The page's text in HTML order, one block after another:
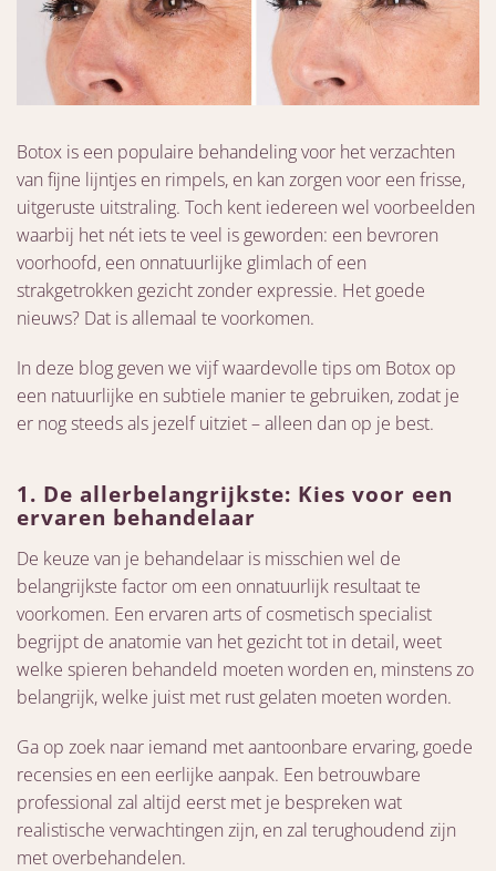
Botox is een populaire behandeling voor het verzachten
van fijne lijntjes en rimpels, en kan zorgen voor een frisse,
uitgeruste uitstraling. Toch kent iedereen wel voorbeelden
waarbij het nét iets te veel is geworden: een bevroren
voorhoofd, een onnatuurlijke glimlach of een
strakgetrokken gezicht zonder expressie. Het goede
nieuws? Dat is allemaal te voorkomen.
In deze blog geven we vijf waardevolle tips om Botox op
een natuurlijke en subtiele manier te gebruiken, zodat je
er nog steeds als jezelf uitziet – alleen dan op je best.
1. De allerbelangrijkste: Kies voor een
ervaren behandelaar
De keuze van je behandelaar is misschien wel de
belangrijkste factor om een onnatuurlijk resultaat te
voorkomen. Een ervaren arts of cosmetisch specialist
begrijpt de anatomie van het gezicht tot in detail, weet
welke spieren behandeld moeten worden en, minstens zo
belangrijk, welke juist met rust gelaten moeten worden.
Ga op zoek naar iemand met aantoonbare ervaring, goede
recensies en een eerlijke aanpak. Een betrouwbare
professional zal altijd eerst met je bespreken wat
realistische verwachtingen zijn, en zal terughoudend zijn
met overbehandelen.